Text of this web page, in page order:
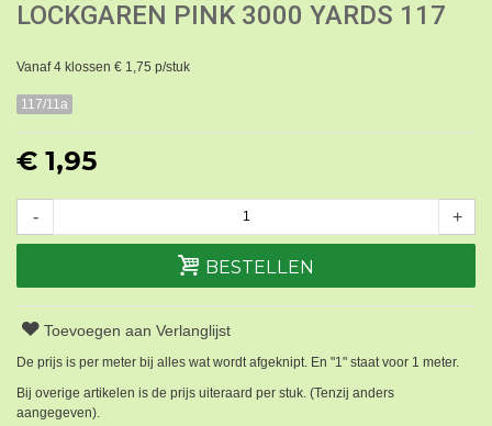
LOCKGAREN PINK 3000 YARDS 117
Vanaf 4 klossen € 1,75 p/stuk
117/11a
€ 1,95
- +
BESTELLEN
Toevoegen aan Verlanglijst
De prijs is per meter bij alles wat wordt afgeknipt. En "1" staat voor 1 meter.
Bij overige artikelen is de prijs uiteraard per stuk. (Tenzij anders
aangegeven).